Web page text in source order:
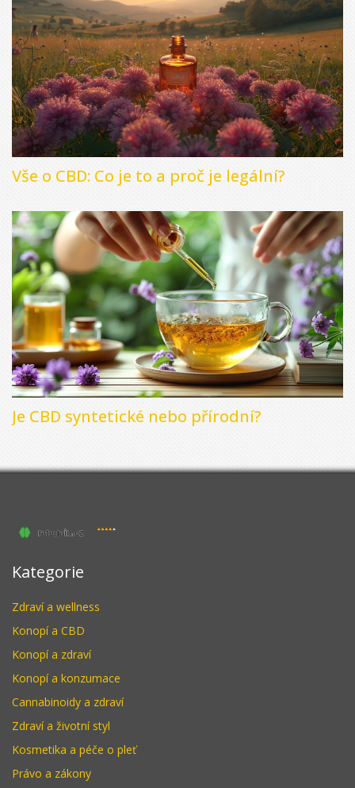
Vše o CBD: Co je to a proč je legální?
Je CBD syntetické nebo přírodní?
Kategorie
Zdraví a wellness
Konopí a CBD
Konopí a zdraví
Konopí a konzumace
Cannabinoidy a zdraví
Zdraví a životní styl
Kosmetika a péče o pleť
Právo a zákony